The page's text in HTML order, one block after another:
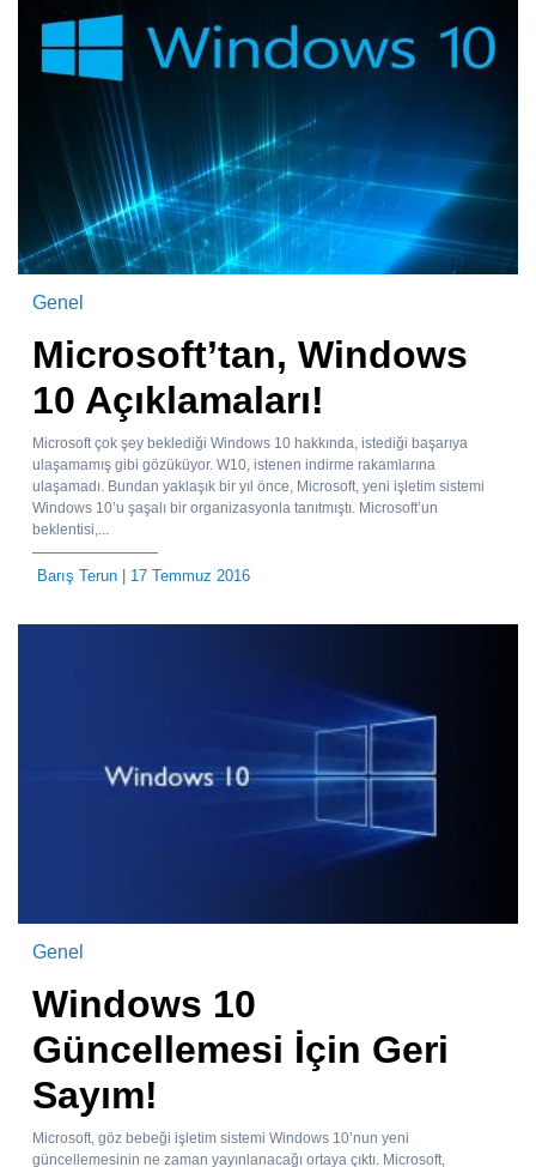
Genel
Microsoft’tan, Windows
10 Açıklamaları!
Microsoft çok şey beklediği Windows 10 hakkında, istediği başarıya
ulaşamamış gibi gözüküyor. W10, istenen indirme rakamlarına
ulaşamadı. Bundan yaklaşık bir yıl önce, Microsoft, yeni işletim sistemi
Windows 10’u şaşalı bir organizasyonla tanıtmıştı. Microsoft’un
beklentisi,...
Barış Terun | 17 Temmuz 2016
Genel
Windows 10
Güncellemesi İçin Geri
Sayım!
Microsoft, göz bebeği işletim sistemi Windows 10’nun yeni
güncellemesinin ne zaman yayınlanacağı ortaya çıktı. Microsoft,